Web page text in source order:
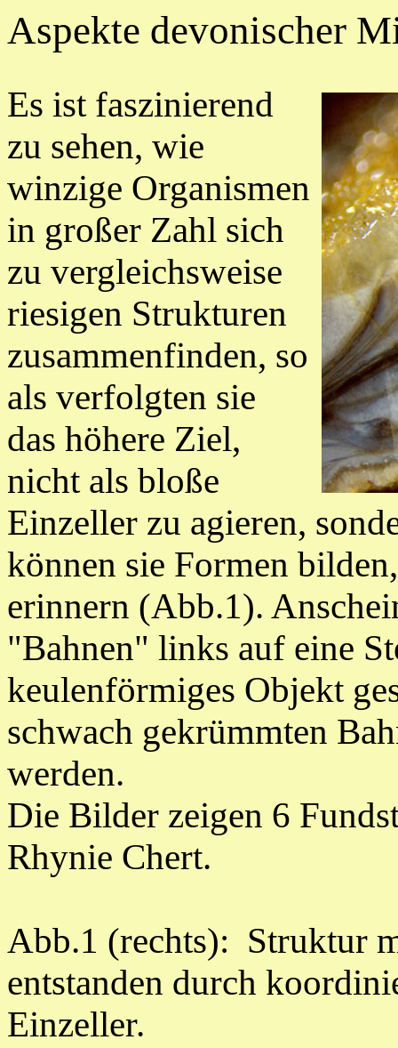
Aspekte devonischer
Es ist faszinierend
zu sehen, wie
winzige Organismen
in großer Zahl sich
zu vergleichsweise
riesigen Strukturen
zusammenfinden, so
als verfolgten sie
das höhere Ziel,
nicht als bloße
Einzeller zu agieren,
können sie Formen
erinnern (Abb.1).
"Bahnen" links auf eine
keulenförmiges Objekt
schwach gekrümmten
werden.
Die Bilder zeigen 6
Rhynie Chert.
Abb.1 (rechts): Struktur
entstanden durch
Einzeller.